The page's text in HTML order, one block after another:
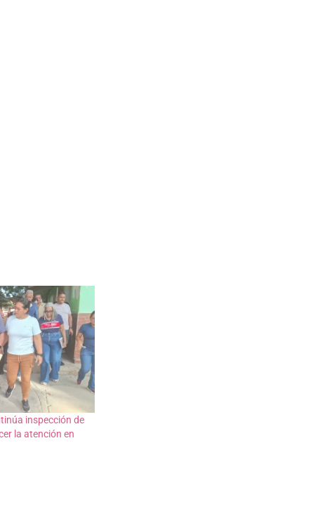
inspección de
la atención en